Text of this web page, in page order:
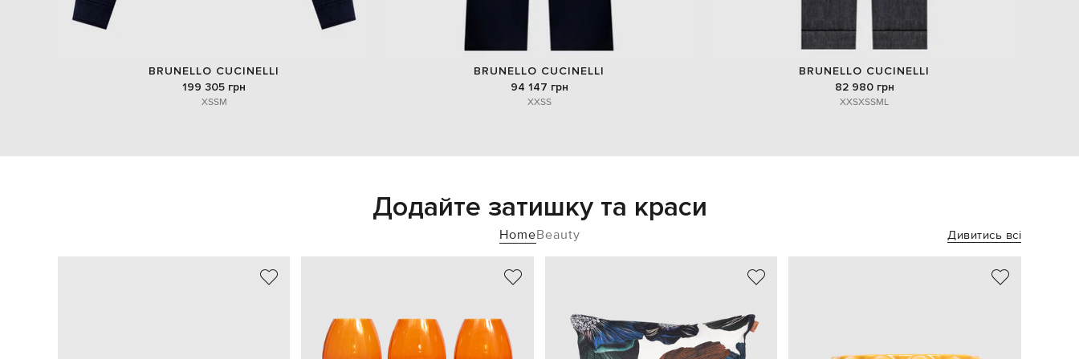
BRUNELLO CUCINELLI
199 305 грн
XSSM
BRUNELLO CUCINELLI
94 147 грн
XXSS
BRUNELLO CUCINELLI
82 980 грн
XXSXSSML
Додайте затишку та краси
HomeBeauty Дивитись всі